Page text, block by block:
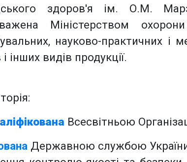
здоров'я ім. О.М.
Міністерством
науково-практичних і
і інших видів продукції.
Всесвітньою
Державною службою України